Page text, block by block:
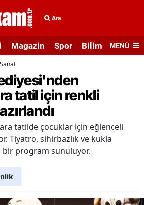
Ara
Magazin Spor Bilim veMENÜ
tatil için renkli
tatilde çocuklar için eğlenceli
Tiyatro, sihirbazlık ve kukla
program sunuluyor.